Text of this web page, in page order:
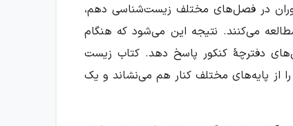
در فصل‌های مختلف زیست‌شناسی دهم،
می‌کنند. نتیجه این می‌شود که هنگام
دفترچۀ کنکور پاسخ دهد. کتاب زیست
از پایه‌های مختلف کنار هم می‌نشاند و یک